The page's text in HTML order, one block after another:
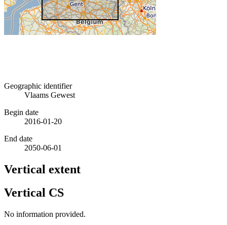
Geographic identifier
Vlaams Gewest
Begin date
2016-01-20
End date
2050-06-01
Vertical extent
Vertical CS
No information provided.